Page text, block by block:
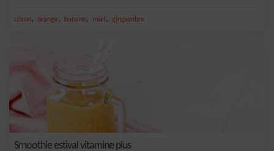
citron, orange, banane, miel , gingembre
Smoothie estival vitamine plus